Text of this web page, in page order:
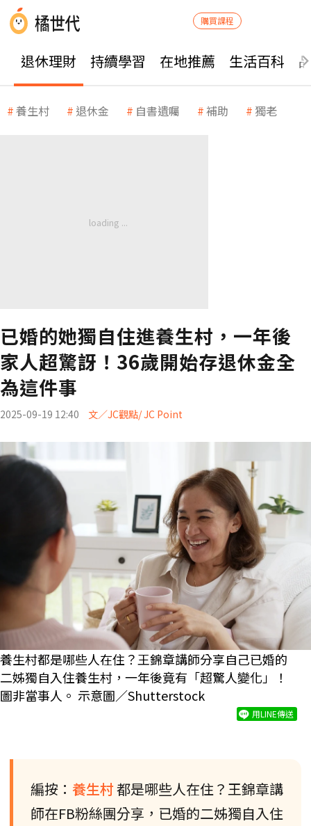
購買課程
退休理財 持續學習 在地推薦 生活百科
養生村 退休金 自書遺囑 補助 獨老
已婚的她獨自住進養生村，一年後
家人超驚訝！36歲開始存退休金全
為這件事
2025-09-19 12:40 文／JC觀點/ JC Point
養生村都是哪些人在住？王錦章講師分享自己已婚的
二姊獨自入住養生村，一年後竟有「超驚人變化」！
圖非當事人。 示意圖／Shutterstock
用LINE傳送
編按： 養生村都是哪些人在住？王錦章講
師在FB粉絲團分享，已婚的二姊獨自入住